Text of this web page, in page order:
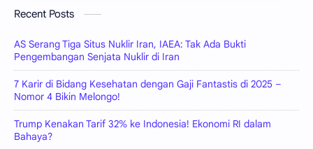
Recent Posts
AS Serang Tiga Situs Nuklir Iran, IAEA: Tak Ada Bukti
Pengembangan Senjata Nuklir di Iran
7 Karir di Bidang Kesehatan dengan Gaji Fantastis di 2025 –
Nomor 4 Bikin Melongo!
Trump Kenakan Tarif 32% ke Indonesia! Ekonomi RI dalam
Bahaya?